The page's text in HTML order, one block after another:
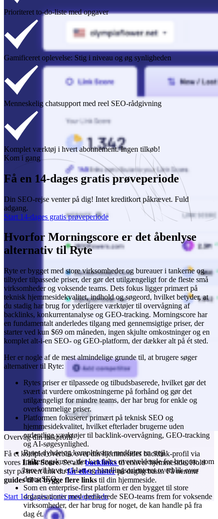
Overvåg din linkprofil
Få et komplet overblik over din hjemmesides backlink-profil via
vores Link Score. Se allebacklinks til enhver hjemmeside. Hold
styr på hvert link dufår eller misterpå daglig basis. Få nemme
guides til at bygge flere links til din hjemmeside.
Start 14 dages gratis prøveperiode
Prioriteret to-do-liste med opgaver
Gamificeret oplevelse: Stig i niveau og øg synligheden
Menneskelig chatsupport med reel SEO-rådgivning
Komplet værktøj i hvert abonnement. Ingen tilkøb!
Kom i gang
Få en 14-dages gratis prøveperiode
Din SEO-rejse venter på dig! Intet kreditkort påkrævet. Fuld
adgang.
Start 14-dages gratis prøveperiode
Hvorfor Morningscore er det åbenlyse
alternativ til Ryte
Ryte er bygget med store virksomheder og bureauer i tankerne og
tilbyder tilpassede priser, der gør det utilgængeligt for de fleste små
virksomheder og voksende teams. Dets fokus ligger primært på
teknisk hjemmesidekvalitet, indhold og søgeord, hvilket betyder, at
du stadig har brug for yderligere værktøjer til overvågning af
backlinks, konkurrentanalyse og GEO-tracking. Morningscore har
en fundamentalt anderledes tilgang med gennemsigtige priser, der
starter ved kun $69 om måneden, ingen skjulte omkostninger og en
komplet alt-i-en SEO- og GEO-platform, der dækker alt på ét sted.
Her er nogle af de mest almindelige grunde til, at brugere søger
alternativer til Ryte:
Rytes priser er tilpassede og tilbudsbaserede, hvilket gør det
svært at vurdere omkostningerne på forhånd og gør det
utilgængeligt for mindre teams, der har brug for enkle og
overkommelige priser.
Platformen fokuserer primært på teknisk SEO og
hjemmesidekvalitet, hvilket efterlader brugerne uden
ordentlige værktøjer til backlink-overvågning, GEO-tracking
og AI-søgesynlighed.
Rytes dybde og kompleksitet medfører en stejl
indlæringskurve, der kan føles overvældende for brugere, som
bare vil have et klart og handlingsorienteret overblik over
deres SEO.
Som en enterprise-first platform er den bygget til store
organisationer med dedikerede SEO-teams frem for voksende
virksomheder, der har brug for noget, de kan handle på fra
dag ét.